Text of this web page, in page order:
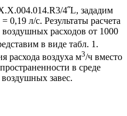
4˝L, зададим
0,19 л/с. Результаты расчета
расходов от 1000
в виде табл. 1.
расхода воздуха м3/ч вместо
в среде
завес.